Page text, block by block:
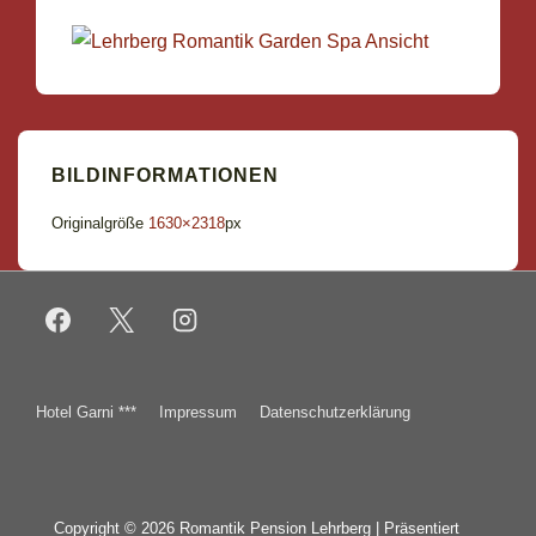
BILDINFORMATIONEN
Originalgröße 1630×2318px
Footer-
Hotel Garni *** Impressum Datenschutzerklärung
Copyright © 2026 Romantik Pension Lehrberg | Präsentiert